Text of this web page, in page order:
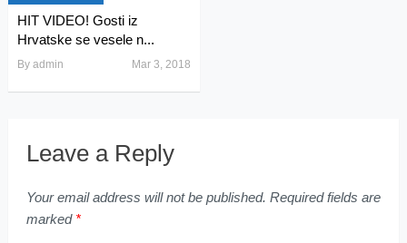
HIT VIDEO! Gosti iz
Hrvatske se vesele n...
By admin Mar 3, 2018
Leave a Reply
Your email address will not be published. Required fields are
marked *